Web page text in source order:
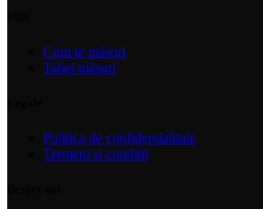
Cum te măsori
Tabel măsuri
Politica de confidentialitate
Termeni si conditii